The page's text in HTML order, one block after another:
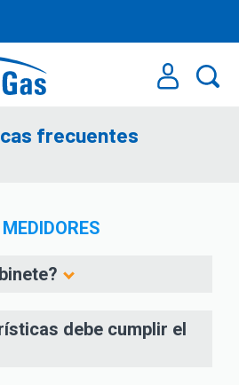
frecuentes
debe cumplir el